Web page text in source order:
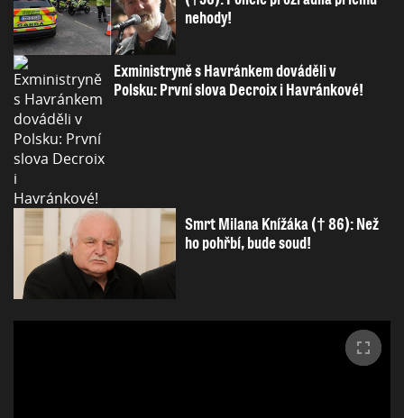
nehody!
Exministryně s Havránkem dováděli v
Polsku: První slova Decroix i Havránkové!
Smrt Milana Knížáka († 86): Než
ho pohřbí, bude soud!